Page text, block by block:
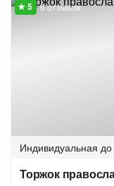
6 отзывов
Индивидуальная до
Торжок